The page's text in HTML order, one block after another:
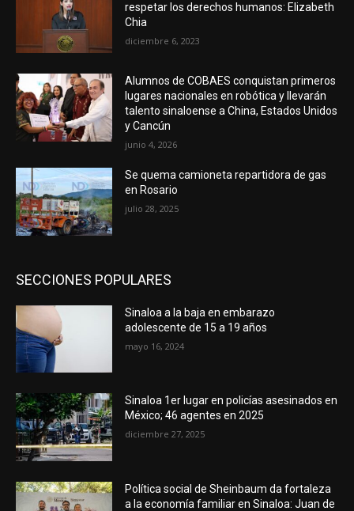
respetar los derechos humanos: Elizabeth
Chia
diciembre 6, 2023
Alumnos de COBAES conquistan primeros
lugares nacionales en robótica y llevarán
talento sinaloense a China, Estados Unidos
y Cancún
junio 4, 2026
Se quema camioneta repartidora de gas
en Rosario
julio 28, 2025
SECCIONES POPULARES
Sinaloa a la baja en embarazo
adolescente de 15 a 19 años
mayo 16, 2024
Sinaloa 1er lugar en policías asesinados en
México; 46 agentes en 2025
diciembre 27, 2025
Política social de Sheinbaum da fortaleza
a la economía familiar en Sinaloa: Juan de